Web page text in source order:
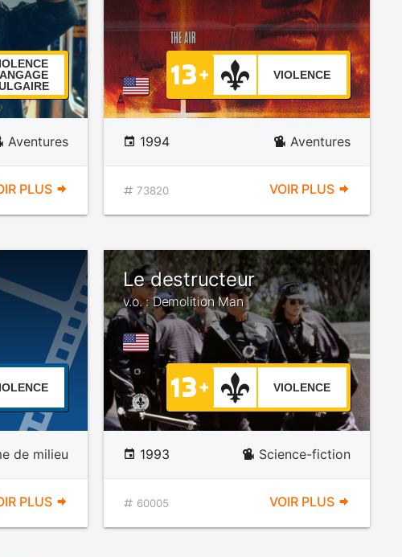
Aventures
PLUS
VIOLENCE
1994 Aventures
73820 VOIR PLUS
de milieu
PLUS
Le destructeur
v.o. : Demolition Man
VIOLENCE
1993 Science-fiction
60005 VOIR PLUS